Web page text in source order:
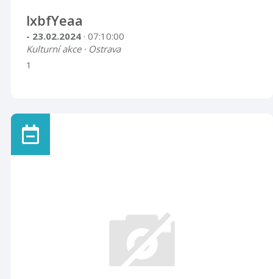
lxbfYeaa
- 23.02.2024 · 07:10:00
Kulturní akce · Ostrava
1